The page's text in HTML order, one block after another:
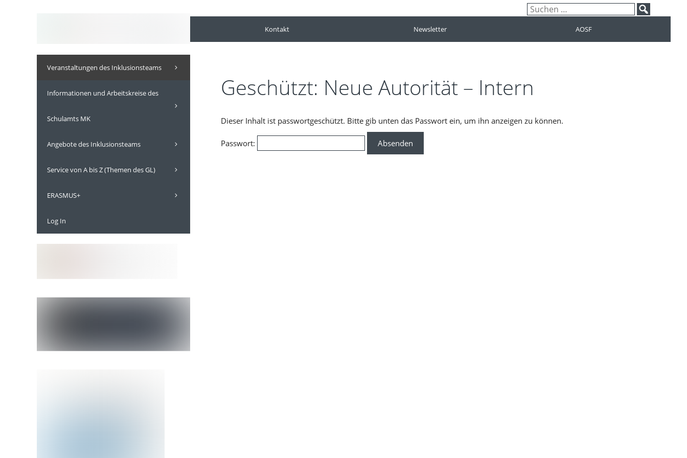
Suchen
nach:
Kontakt Newsletter AOSF
Geschützt: Neue Autorität – Intern
Dieser Inhalt ist passwortgeschützt. Bitte gib unten das Passwort ein, um ihn anzeigen zu können.
Passwort:
Veranstaltungen des Inklusionsteams
Informationen und Arbeitskreise des
Schulamts MK
Angebote des Inklusionsteams
Service von A bis Z (Themen des GL)
ERASMUS+
Log In